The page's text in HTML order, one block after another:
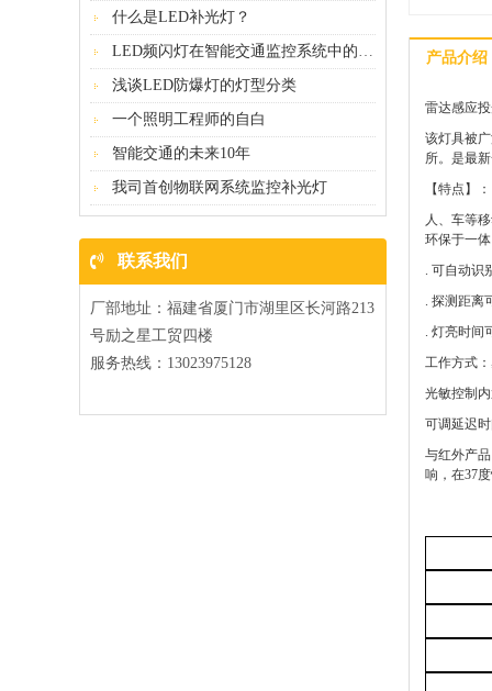
什么是LED补光灯？
LED频闪灯在智能交通监控系统中的应...
浅谈LED防爆灯的灯型分类
一个照明工程师的自白
智能交通的未来10年
我司首创物联网系统监控补光灯
联系我们
厂部地址：福建省厦门市湖里区长河路213
号励之星工贸四楼
服务热线：13023975128
产品介绍
雷达感应
该灯具被
所。是最
【特点】：
人、车等
环保于一
. 可自动识
. 探测距离
. 灯亮时间
工作方式：
光敏控制
可调延迟
与红外产
响，在37